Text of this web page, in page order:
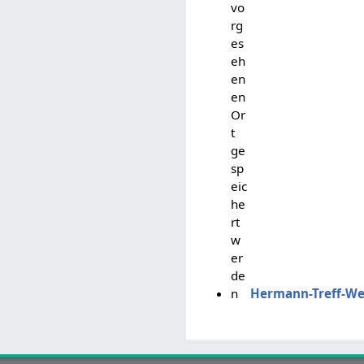
vo
rg
es
eh
en
en
Or
t
ge
sp
eic
he
rt
w
er
de
n
Hermann-Treff-